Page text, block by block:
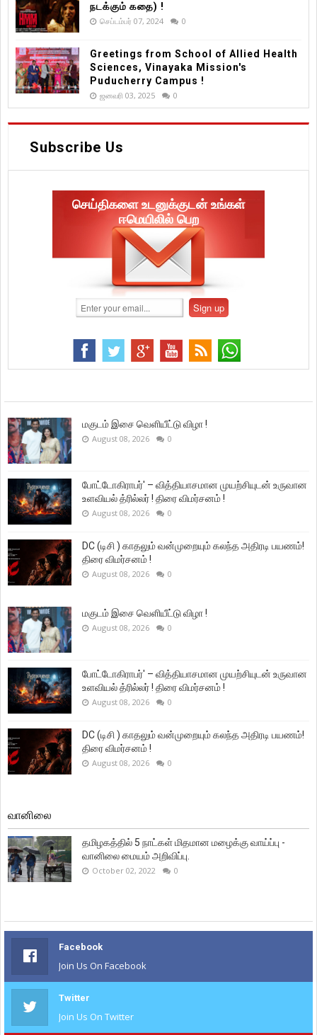
நடக்கும் கதை) !
செப்டம்பர் 07, 2024 0
Greetings from School of Allied Health
Sciences, Vinayaka Mission's
Puducherry Campus !
ஜனவரி 03, 2025 0
Subscribe Us
செய்திகளை உடனுக்குடன் உங்கள்
ஈமெயிலில் பெற
மகுடம் இசை வெளியீட்டு விழா !
August 08, 2026 0
போட்டோகிராபர்' – வித்தியாசமான முயற்சியுடன் உருவான
உளவியல் த்ரில்லர் ! திரை விமர்சனம் !
August 08, 2026 0
DC (டிசி ) காதலும் வன்முறையும் கலந்த அதிரடி பயணம்!
திரை விமர்சனம் !
August 08, 2026 0
மகுடம் இசை வெளியீட்டு விழா !
August 08, 2026 0
போட்டோகிராபர்' – வித்தியாசமான முயற்சியுடன் உருவான
உளவியல் த்ரில்லர் ! திரை விமர்சனம் !
August 08, 2026 0
DC (டிசி ) காதலும் வன்முறையும் கலந்த அதிரடி பயணம்!
திரை விமர்சனம் !
August 08, 2026 0
வானிலை
தமிழகத்தில் 5 நாட்கள் மிதமான மழைக்கு வாய்ப்பு -
வானிலை மையம் அறிவிப்பு.
October 02, 2022 0
Facebook
Join Us On Facebook
Twitter
Join Us On Twitter